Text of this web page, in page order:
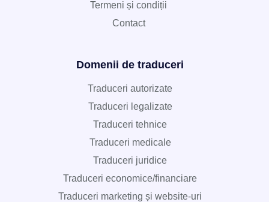
Termeni și condiții
Contact
Domenii de traduceri
Traduceri autorizate
Traduceri legalizate
Traduceri tehnice
Traduceri medicale
Traduceri juridice
Traduceri economice/financiare
Traduceri marketing și website-uri